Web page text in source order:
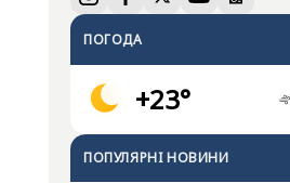
ПОГОДА
+23°
ПОПУЛЯРНI НОВИНИ